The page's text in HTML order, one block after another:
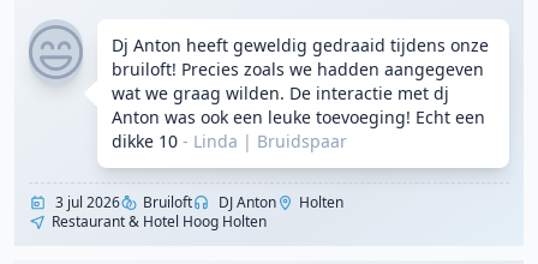
Dj Anton heeft geweldig gedraaid tijdens onze
bruiloft! Precies zoals we hadden aangegeven
wat we graag wilden. De interactie met dj
Anton was ook een leuke toevoeging! Echt een
dikke 10 - Linda | Bruidspaar
3 jul 2026 Bruiloft DJ Anton
Holten
Restaurant & Hotel Hoog Holten